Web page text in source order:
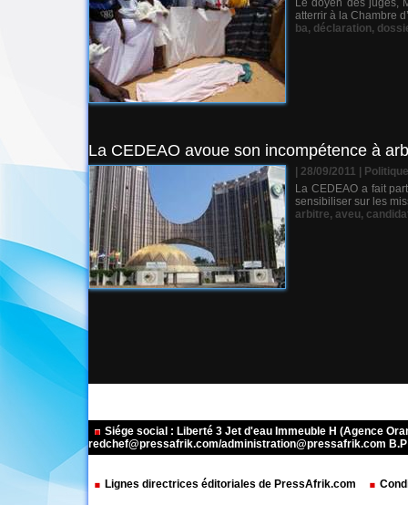
Le doyen des juges,
atterrir à la Chambre
ba, déclaration,
La CEDEAO avoue son incompétence à
| 28/09/2011
Politique
La CEDEAO a fait
sensibiliser sur les
arbitre, aveu,
Siége social : Liberté 3 Jet d'eau Immeuble H (Agence
redchef@pressafrik.com/administration@pressafrik.com
Lignes directrices éditoriales de PressAfrik.com